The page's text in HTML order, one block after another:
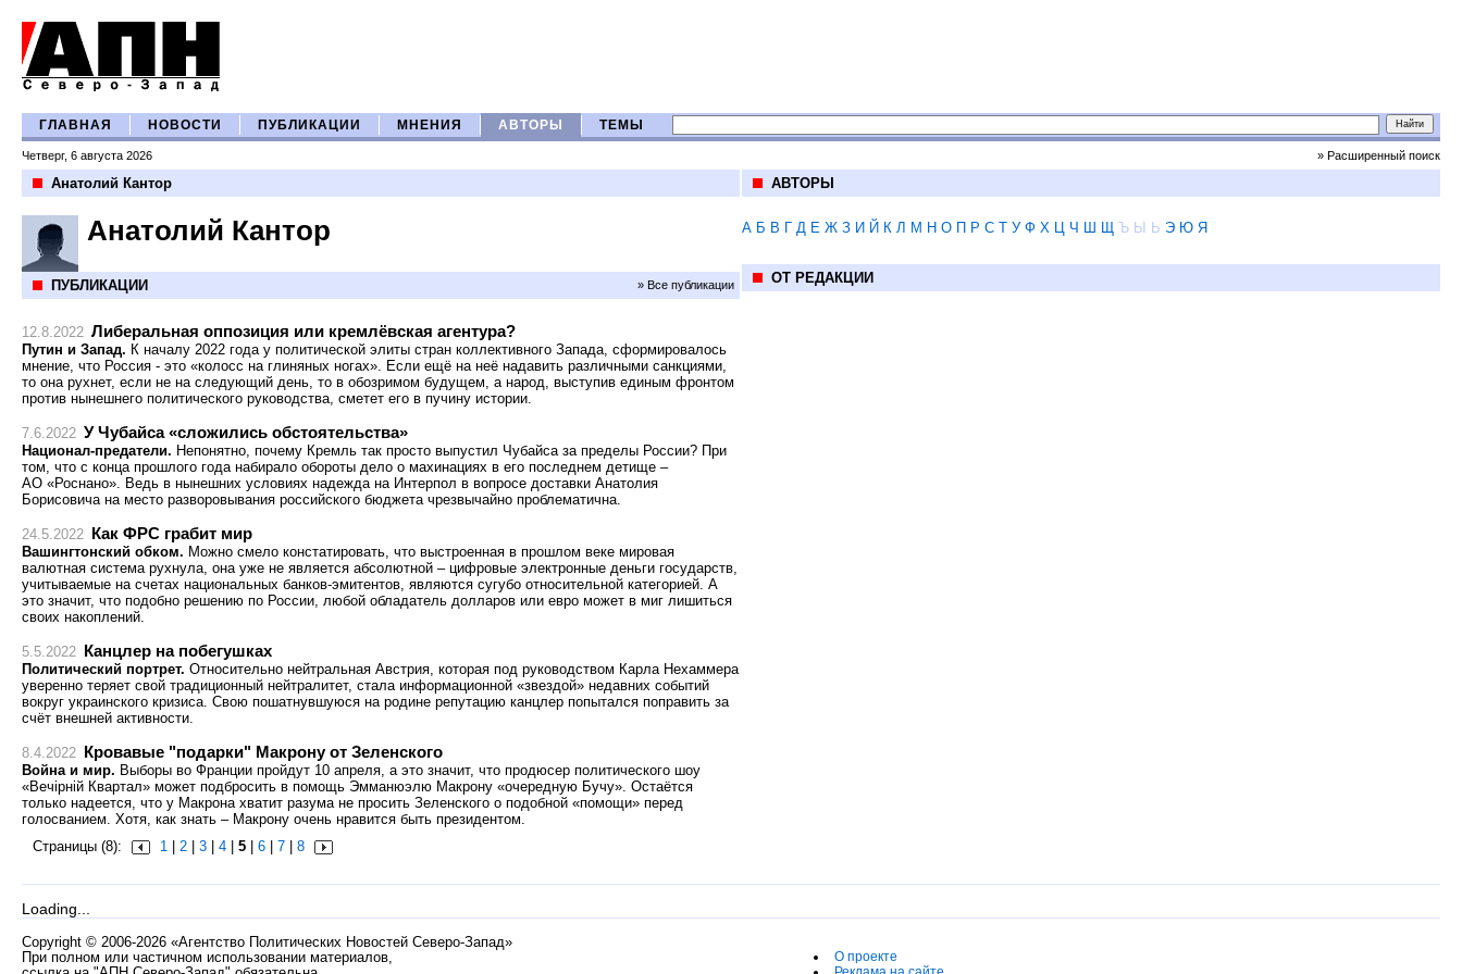
ГЛАВНАЯ НОВОСТИ ПУБЛИКАЦИИ МНЕНИЯ АВТОРЫ ТЕМЫ
Четверг, 6 августа 2026 » Расширенный поиск
Анатолий Кантор
Анатолий Кантор
ПУБЛИКАЦИИ » Все публикации
12.8.2022 Либеральная оппозиция или кремлёвская агентура?
Путин и Запад. К началу 2022 года у политической элиты стран коллективного Запада, сформировалось
мнение, что Россия - это «колосс на глиняных ногах». Если ещё на неё надавить различными санкциями,
то она рухнет, если не на следующий день, то в обозримом будущем, а народ, выступив единым фронтом
против нынешнего политического руководства, сметет его в пучину истории.
7.6.2022 У Чубайса «сложились обстоятельства»
Национал-предатели. Непонятно, почему Кремль так просто выпустил Чубайса за пределы России? При
том, что с конца прошлого года набирало обороты дело о махинациях в его последнем детище –
АО «Роснано». Ведь в нынешних условиях надежда на Интерпол в вопросе доставки Анатолия
Борисовича на место разворовывания российского бюджета чрезвычайно проблематична.
24.5.2022 Как ФРС грабит мир
Вашингтонский обком. Можно смело констатировать, что выстроенная в прошлом веке мировая
валютная система рухнула, она уже не является абсолютной – цифровые электронные деньги государств,
учитываемые на счетах национальных банков-эмитентов, являются сугубо относительной категорией. А
это значит, что подобно решению по России, любой обладатель долларов или евро может в миг лишиться
своих накоплений.
5.5.2022 Канцлер на побегушках
Политический портрет. Относительно нейтральная Австрия, которая под руководством Карла Нехаммера
уверенно теряет свой традиционный нейтралитет, стала информационной «звездой» недавних событий
вокруг украинского кризиса. Свою пошатнувшуюся на родине репутацию канцлер попытался поправить за
счёт внешней активности.
8.4.2022 Кровавые "подарки" Макрону от Зеленского
Война и мир. Выборы во Франции пройдут 10 апреля, а это значит, что продюсер политического шоу
«Вечiрнiй Квартал» может подбросить в помощь Эмманюэлю Макрону «очередную Бучу». Остаётся
только надеется, что у Макрона хватит разума не просить Зеленского о подобной «помощи» перед
голосванием. Хотя, как знать – Макрону очень нравится быть президентом.
Страницы (8):
1 2 3 4 5 6 7 8
АВТОРЫ
А Б В Г Д Е Ж З И Й К Л М Н О П Р С Т У Ф Х Ц Ч Ш Щ Ъ Ы Ь Э Ю Я
ОТ РЕДАКЦИИ
Loading...
Copyright © 2006-2026 «Агентство Политических Новостей Северо-Запад»
При полном или частичном использовании материалов,
О проекте